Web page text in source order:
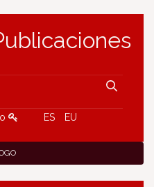
ES EU